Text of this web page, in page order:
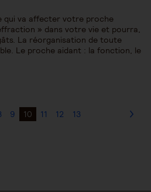
qui va affecter votre proche
» dans votre vie et pourra,
La réorganisation de toute
Le proche aidant : la fonction, le
9 10 11 12 13